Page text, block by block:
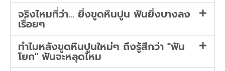
จริงไหมที่ว่า... ยิ่งขูดหินปูน ฟันยิ่งบางลง
เรื่อยๆ
ทำไมหลังขูดหินปูนใหม่ๆ ถึงรู้สึกว่า "ฟัน
โยก" ฟันจะหลุดไหม